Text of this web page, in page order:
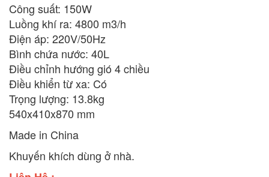
Công suất: 150W
Luồng khí ra: 4800 m3/h
Điện áp: 220V/50Hz
Bình chứa nước: 40L
Điều chỉnh hướng gió 4 chiều
Điều khiển từ xa: Có
Trọng lượng: 13.8kg
540x410x870 mm
Made in China
Khuyến khích dùng ở nhà.